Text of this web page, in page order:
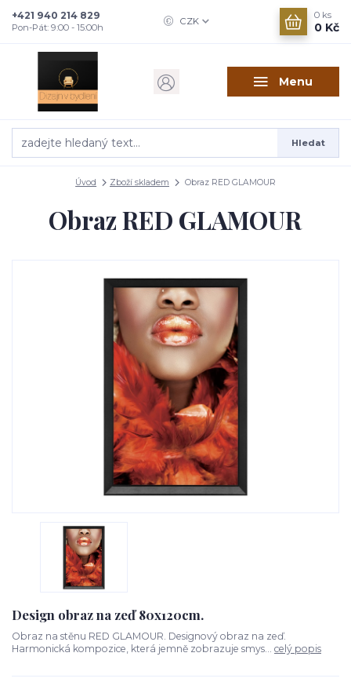
Menu
CZK
Hledat
+421 940 214 829
Pon-Pát: 9:00 - 15:00h
0 ks
0 Kč
Úvod Zboží skladem Obraz RED GLAMOUR
Obraz RED GLAMOUR
Design obraz na zeď 80x120cm.
Obraz na stěnu RED GLAMOUR. Designový obraz na zeď.
Harmonická kompozice, která jemně zobrazuje smys... celý popis